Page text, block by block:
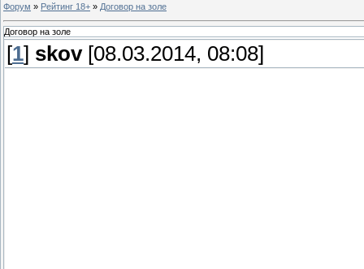
Форум » Рейтинг 18+ » Договор на золе
Договор на золе
[1] skov[08.03.2014, 08:08]